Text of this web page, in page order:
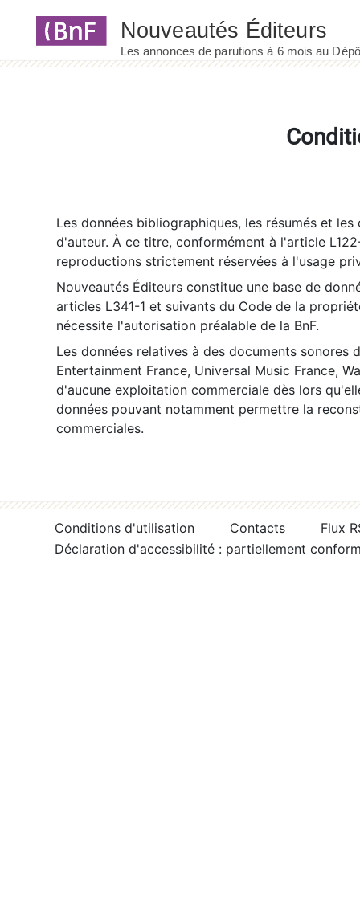
Les données bibliographiques, les résumés et
d'auteur. À ce titre, conformément à l'article
reproductions strictement réservées à l'usage
Nouveautés Éditeurs constitue une base de
articles L341-1 et suivants du Code de la
nécessite l'autorisation préalable de la BnF.
Les données relatives à des documents sonores
Entertainment France, Universal Music France,
d'aucune exploitation commerciale dès lors
données pouvant notamment permettre la
commerciales.
Conditions d'utilisation Contacts
Flux
Déclaration d'accessibilité : partiellement